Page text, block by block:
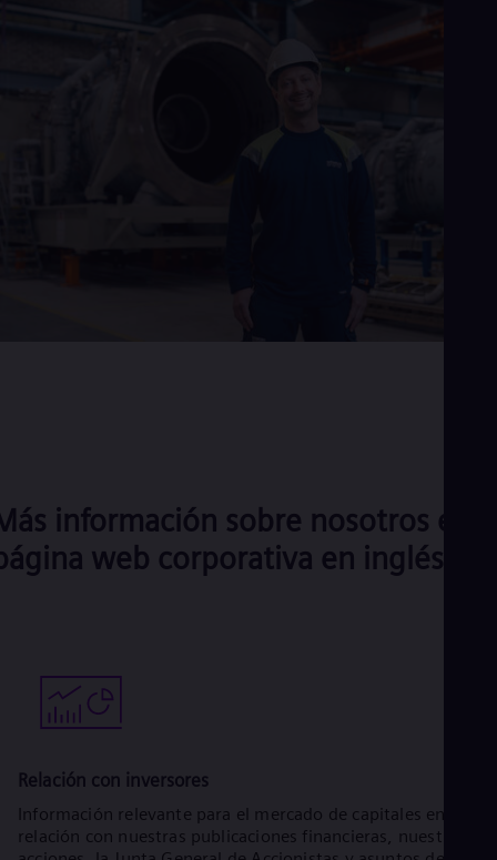
información sobre nosotros en
web corporativa en inglés
Relación con inversores
Información relevante para el mercado de capitales en
relación con nuestras publicaciones financieras, nuestras